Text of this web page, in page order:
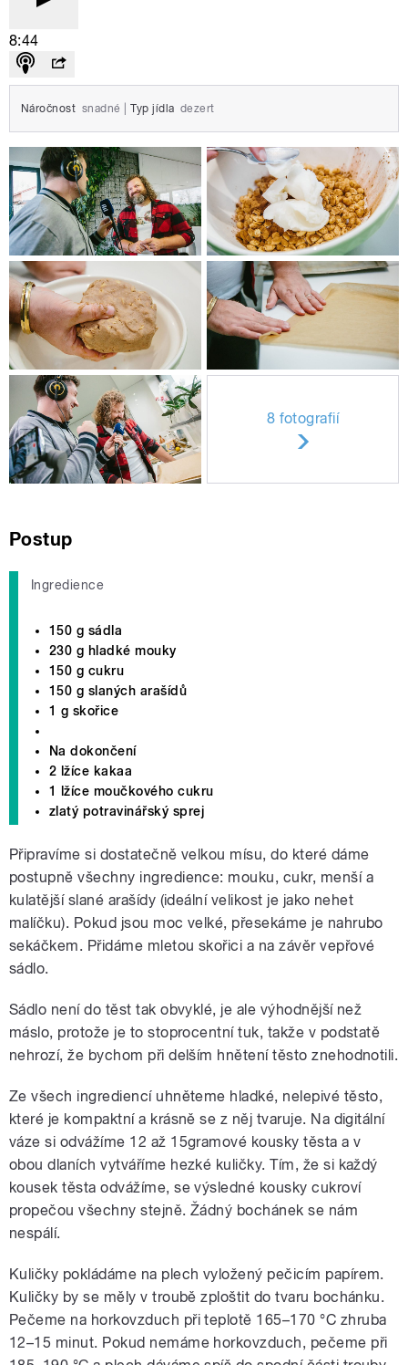
8:44
Náročnost snadné Typ jídla dezert
8 fotografií
Postup
Ingredience
150 g sádla
230 g hladké mouky
150 g cukru
150 g slaných arašídů
1 g skořice
Na dokončení
2 lžíce kakaa
1 lžíce moučkového cukru
zlatý potravinářský sprej
Připravíme si dostatečně velkou mísu, do které dáme
postupně všechny ingredience: mouku, cukr, menší a
kulatější slané arašídy (ideální velikost je jako nehet
malíčku). Pokud jsou moc velké, přesekáme je nahrubo
sekáčkem. Přidáme mletou skořici a na závěr vepřové
sádlo.
Sádlo není do těst tak obvyklé, je ale výhodnější než
máslo, protože je to stoprocentní tuk, takže v podstatě
nehrozí, že bychom při delším hnětení těsto znehodnotili.
Ze všech ingrediencí uhněteme hladké, nelepivé těsto,
které je kompaktní a krásně se z něj tvaruje. Na digitální
váze si odvážíme 12 až 15gramové kousky těsta a v
obou dlaních vytváříme hezké kuličky. Tím, že si každý
kousek těsta odvážíme, se výsledné kousky cukroví
propečou všechny stejně. Žádný bochánek se nám
nespálí.
Kuličky pokládáme na plech vyložený pečicím papírem.
Kuličky by se měly v troubě zploštit do tvaru bochánku.
Pečeme na horkovzduch při teplotě 165–170 °C zhruba
12–15 minut. Pokud nemáme horkovzduch, pečeme při